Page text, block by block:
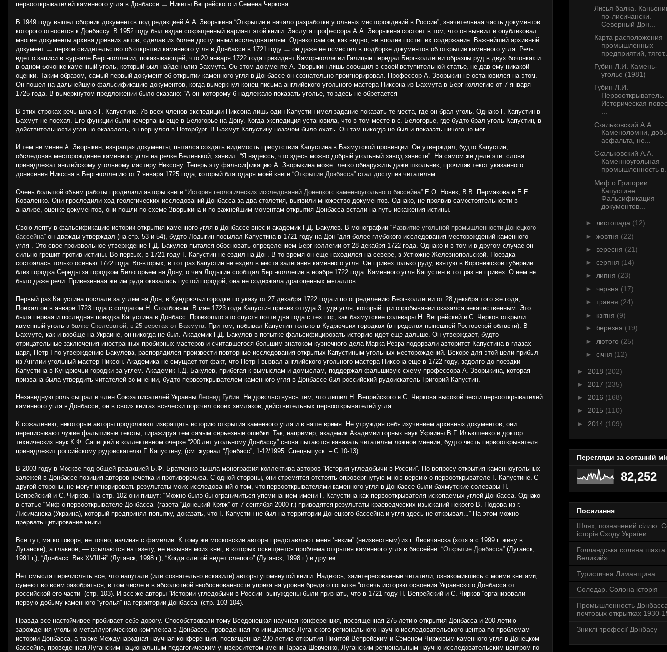
первооткрывателей каменного угля в Донбассе ㅡ Никиты Вепрейского и Семена Чиркова.
В 1949 году вышел сборник документов под редакцией А.А. Зворыкина “Открытие и начало разработки угольных месторождений в России”, значительная часть документов
которого относится к Донбассу. В 1952 году был издан сокращенный вариант этой книги. Заслуга профессора А.А. Зворыкина состоит в том, что он выявил и опубликовал
многие документы архива древних актов, сделав их более доступными исследователям. Однако сам он, как видно, не вполне постиг их содержание. Важнейший архивный
документ ㅡ первое свидетельство об открытии каменного угля в Донбассе в 1721 году ㅡ он даже не поместил в подборке документов об открытии каменного угля. Речь
идет о записи в журнале Берг-коллегии, показывающей, что 20 января 1722 года президент Камор-коллегии Галицын передал Берг-коллегии образцы руд в двух бочонках и
в одном бочонке каменный уголь, который был найден близ Бахмута. Об этом документе А. Зворыкин лишь сообщил в своей вступительной статье, не дав ему никакой
оценки. Таким образом, самый первый документ об открытии каменного угля в Донбассе он сознательно проигнорировал. Профессор А. Зворыкин не остановился на этом.
Он пошел на дальнейшую фальсификацию документов, когда вычеркнул конец письма английского угольного мастера Никсона из Бахмута в Берг-коллегию от 7 января
1725 года. В вычеркнутом предложении было сказано: “А он, которому б надлежало показать уголье, то здесь не обретается”.
В этих строках речь шла о Г. Капустине. Из всех членов экспедиции Никсона лишь один Капустин имел задание показать те места, где он брал уголь. Однако Г. Капустин в
Бахмут не поехал. Его функции были исчерпаны еще в Белогорье на Дону. Когда экспедиция установила, что в том месте в с. Белогорье, где будто брал уголь Капустин, в
действительности угля не оказалось, он вернулся в Петербург. В Бахмут Капустину незачем было ехать. Он там никогда не был и показать ничего не мог.
И тем не менее А. Зворыкин, извращая документы, пытался создать видимость присутствия Капустина в Бахмутской провинции. Он утверждал, будто Капустин,
обследовав месторождение каменного угля на речке Беленькой, заявил: “Я надеюсь, что здесь можно добрый угольный завод завести”. На самом же деле эти. слова
принадлежат английскому угольному мастеру Никсону. Теперь эту фальсификацию А. Зворыкина может легко обнаружить даже школьник, прочитав текст указанного
донесения Никсона в Берг-коллегию от 7 января 1725 года, который благодаря моей книге “Открытие Донбасса” стал доступен читателям.
Очень большой объем работы проделали авторы книги “История геологических исследований Донецкого каменноугольного бассейна” Е.О. Новик, В.В. Пермякова и Е.Е.
Коваленко. Они проследили ход геологических исследований Донбасса за два столетия, выявили множество документов. Однако, не проявив самостоятельности в
анализе, оценке документов, они пошли по схеме Зворыкина и по важнейшим моментам открытия Донбасса встали на путь искажения истины.
Свою лепту в фальсификацию истории открытия каменного угля в Донбассе внес и академик Г.Д. Бакулев. В монографии “Развитие угольной промышленности Донецкого
бассейна” он дважды утверждал (на стр. 53 и 54), будто Лодыгин посылал Капустина в 1721 году на Дон “для более глубокого исследования месторождений каменного
угля”. Это свое произвольное утверждение Г.Д. Бакулев пытался обосновать определением Берг-коллегии от 28 декабря 1722 года. Однако и в том и в другом случае он
сильно грешит против истины. Во-первых, в 1721 году Г. Капустин не ездил на Дон. В то время он еще находился на севере, в Устюжне Железнопольской. Поездка
состоялась только осенью 1722 года. Во-вторых, в тот раз Капустин не ездил в места залегания каменного угля. Он привез только руду, взятую в Воронежской губернии
близ городка Середы за городком Белогорьем на Дону, о чем Лодыгин сообщал Берг-коллегии в ноябре 1722 года. Каменного угля Капустин в тот раз не привез. О нем не
было даже речи. Привезенная же им руда оказалась пустой породой, она не содержала драгоценных металлов.
Первый раз Капустина послали за углем на Дон, в Кундрючьи городки по указу от 27 декабря 1722 года и по определению Берг-коллегии от 28 декабря того же года, .
Поехал он в январе 1723 года с солдатом Н. Столбовым. В мае 1723 года Капустин привез оттуда 3 пуда угля, который при опробывании оказался некачественным. Это
была первая и последняя поездка Капустина в Донбасс. Произошло это спустя почти два года с тех пор, как бахмутские солевары Н. Вепрейский и С. Чирков открыли
каменный уголь в балке Скелеватой, в 25 верстах от Бахмута. При том, побывал Капустин только в Кудрючьих городках (в пределах нынешней Ростовской области). В
Бахмуте, как и вообще на Украине, он никогда не был. Академик Г.Д. Бакулев в попытке фальсифицировать историю идет еще дальше. Он утверждает, будто
отрицательные заключения иностранных пробирных мастеров и считавшегося большим знатоком кузнечного дела Марка Реэра подорвали авторитет Капустина в глазах
царя, Петр I по утверждению Бакулева, распорядился произвести повторные исследования открытых Капустиным угольных месторождений. Вскоре для этой цели прибыл
из Англии угольный мастер Никсон. Академика не смущает тот факт, что Петр I вызвал английского угольного мастера Никсона еще в 1722 году, задолго до поездки
Капустина в Кундрючьи городки за углем. Академик Г.Д. Бакулев, прибегая к вымыслам и домыслам, поддержал фальшивую схему профессора А. Зворыкина, которая
призвана была утвердить читателей во мнении, будто первооткрывателем каменного угля в Донбассе был российский рудоискатель Григорий Капустин.
Незавидную роль сыграл и член Союза писателей Украины Леонид Губин. Не довольствуясь тем, что лишил Н. Вепрейского и С. Чиркова высокой чести первооткрывателей
каменного угля в Донбассе, он в своих книгах всячески порочил своих земляков, действительных первооткрывателей угля.
К сожалению, некоторые авторы продолжают извращать историю открытия каменного угля и в наше время. Не утруждая себя изучением архивных документов, они
переписывают чужие фальшивые тексты, тиражируя тем самым серьезные ошибки. Так, например, академик Академии горных наук Украины В.Г. Ильюшенко и доктор
технических наук К.Ф. Сапицкий в коллективном очерке “200 лет угольному Донбассу” снова пытаются навязать читателям ложное мнение, будто честь первооткрывателя
принадлежит российскому рудоискателю Г. Капустину, (см. журнал “Донбасс”, 1-12/1995. Спецвыпуск. – С.10-13).
В 2003 году в Москве под общей редакцией Б.Ф. Братченко вышла монография коллектива авторов “История угледобычи в России”. По вопросу открытия каменноугольных
залежей в Донбассе позиция авторов нечетка и противоречива. С одной стороны, они стремятся отстоять опровергнутую мною версию о первооткрывателе Г. Капустине. С
другой стороны, не могут игнорировать результаты моих исследований о том, что первооткрывателями каменного угля в Донбассе были бахмутские солевары Н.
Вепрейский и С. Чирков. На стр. 102 они пишут: “Можно было бы ограничиться упоминанием имени Г. Капустина как первооткрывателя ископаемых углей Донбасса. Однако
в статье “Миф о первооткрывателе Донбасса” (газета “Донецкий Кряж” от 7 сентября 2000 г.) приводятся результаты краеведческих изысканий некоего В. Подова из г.
Лисичанска (Украина), который предпринял попытку, доказать, что Г. Капустин не был на территории Донецкого бассейна и угля здесь не открывал...” На этом можно
прервать цитирование книги.
Все тут, мягко говоря, не точно, начиная с фамилии. К тому же московские авторы представляют меня “неким” (неизвестным) из г. Лисичанска (хотя я с 1999 г. живу в
Луганске), а главное, — ссылаются на газету, не называя моих книг, в которых освещается проблема открытия каменного угля в бассейне: “Открытие Донбасса” (Луганск,
1991 г,), “Донбасс. Век ХѴІІІ-й” (Луганск, 1998 г.), “Когда слепой ведет слепого” (Луганск, 1998 г.) и другие.
Нет смысла перечислять все, что напутали (или сознательно исказили) авторы упомянутой книги. Надеюсь, заинтересованные читатели, ознакомившись с моими книгами,
сумеют во всем разобраться, в том числе и в абсолютной необоснованности упрека на уровне бреда о попытке “отсечь историю освоения Украинского Донбасса от
российской его части” (стр. 103). И все же авторы “Истории угледобычи в России” вынуждены были признать, что в 1721 году Н. Вепрейский и С. Чирков “организовали
первую добычу каменного “уголья” на территории Донбасса” (стр. 103-104).
Правда все настойчивее пробивает себе дорогу. Способствовали тому Вседонецкая научная конференция, посвященная 275-летию открытия Донбасса и 200-летию
зарождения угольно-металлургического комплекса в Донбассе, проведенная по инициативе Луганского регионального научно-исследовательского центра по проблемам
истории Донбасса, а также Международная научная конференция, посвященная 280-летию открытия Никитой Вепрейским и Семеном Чирковым каменного угля в Донецком
бассейне, проведенная Луганским национальным педагогическим университетом имени Тараса Шевченко, Луганским региональным научно-исследовательским центром по
Лисья балка.
по-лисичански.
Северный Дон...
Карта расположения
промышленных
предприятий,
Губин Л.И. Камень-
уголье (1981)
Губин Л.И.
Первооткрыватель.
Историческая
Скальковский А.А.
Каменоломни,
асфальта, не...
Скальковский А.А.
Каменноугольная
промышленность
Миф о Григории
Капустине.
Фальсификация
документов...
► листопада (12)
► жовтня (22)
► вересня (21)
► серпня (14)
► липня (23)
► червня (17)
► травня (24)
► квітня (9)
► березня (19)
► лютого (25)
► січня (12)
► 2018 (202)
► 2017 (235)
► 2016 (168)
► 2015 (110)
► 2014 (109)
Перегляди за останній
82,252
Посилання
Шлях, позначений сіллю.
історія Сходу України
Голландська соляна
Великий»
Туристична Лиманщина
Соледар. Солона історія
Промышленность
почтовых открытках 1930-
Зниклі професії Донбасу